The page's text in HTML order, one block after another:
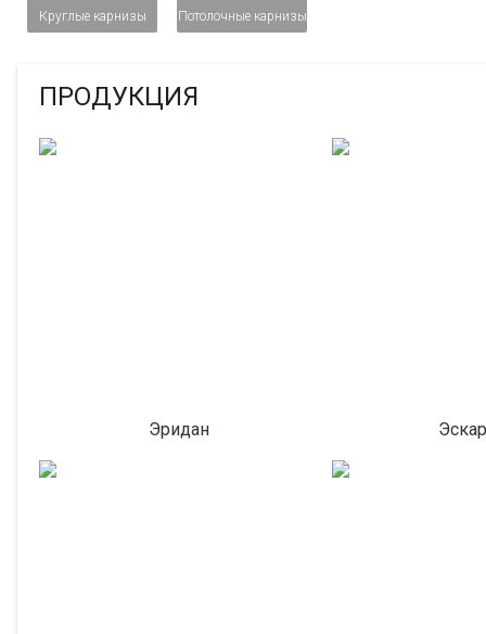
Круглые карнизы Потолочные карнизы
ПРОДУКЦИЯ
Эридан